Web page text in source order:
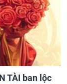
TÀI ban lộc